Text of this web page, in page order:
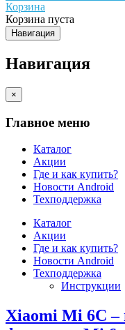
Корзина
Корзина пуста
Навигация
Навигация
×
Главное меню
Каталог
Акции
Где и как купить?
Новости Android
Техподдержка
Каталог
Акции
Где и как купить?
Новости Android
Техподдержка
Инструкции
Xiaomi Mi 6C –